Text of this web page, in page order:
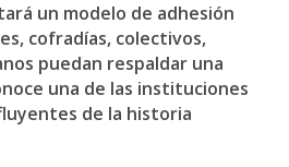
un modelo de adhesión
cofradías, colectivos,
puedan respaldar una
una de las instituciones
de la historia